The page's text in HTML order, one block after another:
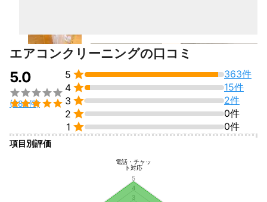
アピールポイント
「丁寧に、ていねいに、キレイに。」
【エアコン診断書の作成および発行】
作業前と作業後にエアコンが適正に動作しているかチェックを行
い、当店オリジナルの診断書を作成します。診断書はお客さまに
１部お渡しし、当店にて電子化のうえデータを保管させていただ
きます。
【汚れ具合や環境に合わせて洗剤をセレクト】
エアコンの汚れ具合やお客さまの生活環境に応じて適切な洗剤を
使用します。ペットや小さなお子さまにも配慮した細やかなサー
エアコンクリーニングの口コミ
5.0


(380件)
5 
363件
4 
15件
3 
2件
2 
0件
1  0件
項目別評価
電話・チャッ
ト対応
3
4
5